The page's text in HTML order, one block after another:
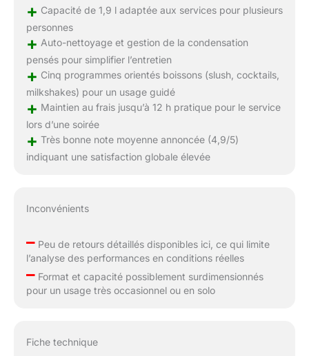
+ Capacité de 1,9 l adaptée aux services pour plusieurs
personnes
+ Auto-nettoyage et gestion de la condensation
pensés pour simplifier l’entretien
+ Cinq programmes orientés boissons (slush, cocktails,
milkshakes) pour un usage guidé
+ Maintien au frais jusqu’à 12 h pratique pour le service
lors d’une soirée
+ Très bonne note moyenne annoncée (4,9/5)
indiquant une satisfaction globale élevée
Inconvénients
–Peu de retours détaillés disponibles ici, ce qui limite
l’analyse des performances en conditions réelles
–Format et capacité possiblement surdimensionnés
pour un usage très occasionnel ou en solo
Fiche technique